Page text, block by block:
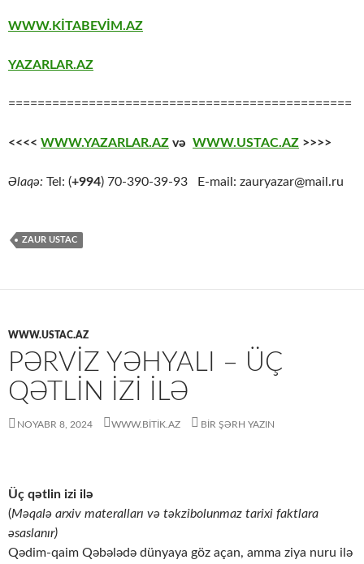
WWW.KİTABEVİM.AZ
YAZARLAR.AZ
===============================================
<<<< WWW.YAZARLAR.AZ və WWW.USTAC.AZ >>>>
Əlaqə: Tel: (+994) 70-390-39-93 E-mail: zauryazar@mail.ru
ZAUR USTAC
WWW.USTAC.AZ
PƏRVIZ YƏHYALI – ÜÇ
QƏTLIN IZI ILƏ
NOYABR 8, 2024 WWW.BITIK.AZ BIR ŞƏRH YAZIN
Üç qətlin izi ilə
(Məqalə arxiv materalları və təkzibolunmaz tarixi faktlara
əsaslanır)
Qədim-qaim Qəbələdə dünyaya göz açan, amma ziya nuru ilə